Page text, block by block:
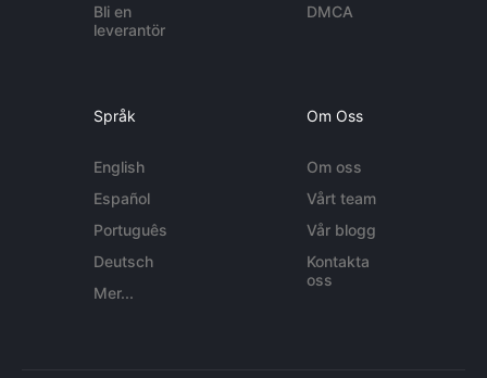
Bli en
leverantör
DMCA
Språk
English
Español
Português
Deutsch
Mer...
Om Oss
Om oss
Vårt team
Vår blogg
Kontakta
oss